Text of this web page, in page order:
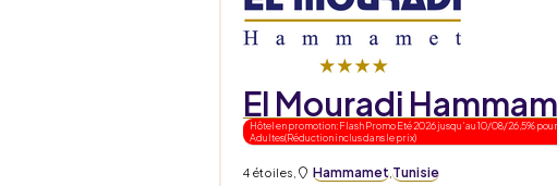
El Mouradi
Hôtel en promotion: Flash Promo Eté 2026 jusqu'au 10/08/26,5%
Adultes(Réduction inclus dans le prix)
4 étoiles Hammamet Tunisie